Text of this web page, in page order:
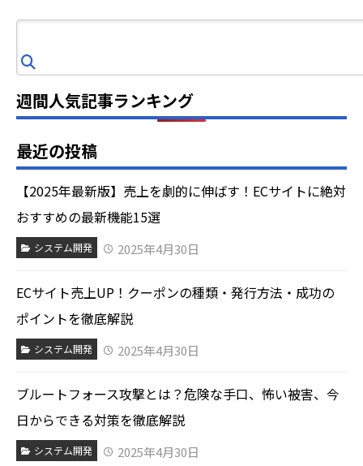
索
週間人気記事ランキング
最近の投稿
【2025年最新版】売上を劇的に伸ばす！ECサイトに絶対
おすすめの最新機能15選
システム開発 2025年4月30日
ECサイト売上UP！クーポンの種類・発行方法・成功の
ポイントを徹底解説
システム開発 2025年4月30日
ブルートフォース攻撃とは？危険な手口、怖い被害、今
日からできる対策を徹底解説
システム開発 2025年4月30日